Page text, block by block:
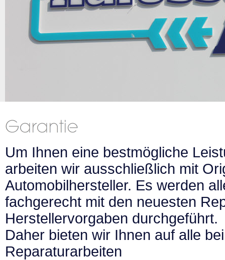
Um Ihnen eine bestmögliche
arbeiten wir ausschließlich mit
Automobilhersteller. Es werden
fachgerecht mit den neuesten
Herstellervorgaben durchgeführt.
Daher bieten wir Ihnen auf alle
Reparaturarbeiten